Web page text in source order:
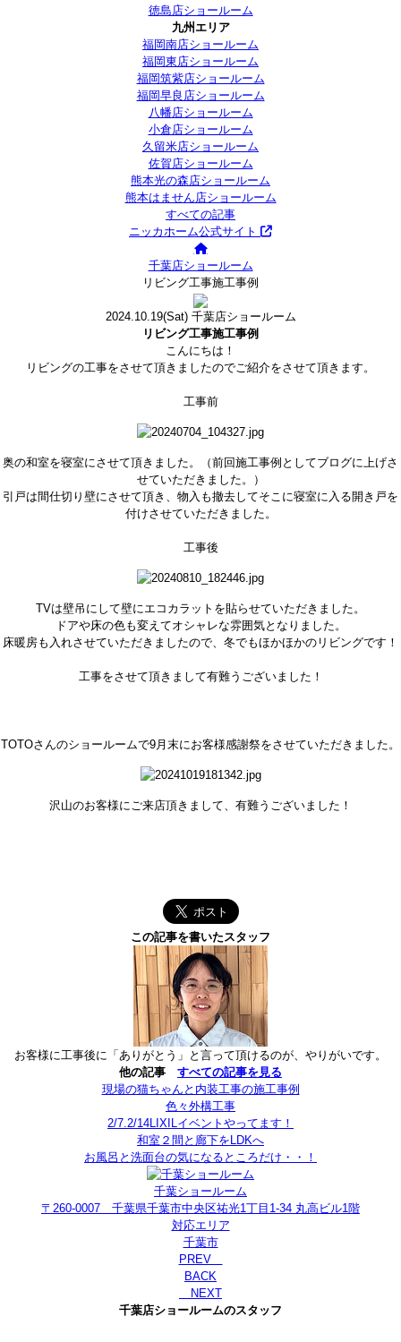
徳島店ショールーム
九州エリア
福岡南店ショールーム
福岡東店ショールーム
福岡筑紫店ショールーム
福岡早良店ショールーム
八幡店ショールーム
小倉店ショールーム
久留米店ショールーム
佐賀店ショールーム
熊本光の森店ショールーム
熊本はません店ショールーム
すべての記事
ニッカホーム公式サイト
千葉店ショールーム
リビング工事施工事例
2024.10.19(Sat)千葉店ショールーム
リビング工事施工事例
こんにちは！
リビングの工事をさせて頂きましたのでご紹介をさせて頂きます。
工事前
奥の和室を寝室にさせて頂きました。（前回施工事例としてブログに上げさ
せていただきました。）
引戸は間仕切り壁にさせて頂き、物入も撤去してそこに寝室に入る開き戸を
付けさせていただきました。
工事後
TVは壁吊にして壁にエコカラットを貼らせていただきました。
ドアや床の色も変えてオシャレな雰囲気となりました。
床暖房も入れさせていただきましたので、冬でもほかほかのリビングです！
工事をさせて頂きまして有難うございました！
TOTOさんのショールームで9月末にお客様感謝祭をさせていただきました。
沢山のお客様にご来店頂きまして、有難うございました！
この記事を書いたスタッフ
お客様に工事後に「ありがとう」と言って頂けるのが、やりがいです。
他の記事 すべての記事を見る
現場の猫ちゃんと内装工事の施工事例
色々外構工事
2/7.2/14LIXILイベントやってます！
和室２間と廊下をLDKへ
お風呂と洗面台の気になるところだけ・・！
千葉ショールーム
〒260-0007 千葉県千葉市中央区祐光1丁目1-34 丸高ビル1階
対応エリア
千葉市
PREV
BACK
NEXT
千葉店ショールームのスタッフ